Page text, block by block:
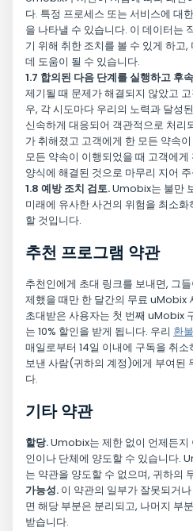
다. 특정 프로세스 또는 서비스에 대
을 나타낼 수 있습니다. 이 데이터는
기 위해 취한 조치를 볼 수 있게 하고
데 도움이 될 수 있습니다.
1.7 합의된 다음 단계를 실행하고 후
제기될 때 문제가 해결되지 않았고
우, 각 시도마다 우리의 노력과 달성
신속하게 대응되어 객관적으로 처리
가 취해졌고 고객에게 한 모든 약속
모든 약속이 이행되었을 때 고객에
양식에 해결된 것으로 마무리 지어
1.8 예방 조치 검토.Umobix는 불만
미래에 유사한 사건의 위험을 최소
할 것입니다.
추천 프로그램 약관
추천인에게 초대 링크를 보내면, 그
제했을 때만 한 달간의 무료 uMobix
초대받은 사용자는 첫 번째 uMobix
는 10% 할인을 받게 됩니다. 우리 환
매일로부터 14일 이내에 구독을 취
보낸 사람(귀하의 계정)에게 부여된
다.
기타 약관
할당.Umobix는 제한 없이 언제든지
인이나 단체에 양도할 수 있습니다.
는 약관을 양도할 수 없으며, 귀하의
가능성. 이 약관의 일부가 잘못되거
면 해당 부분은 분리되고, 나머지 부
받습니다.